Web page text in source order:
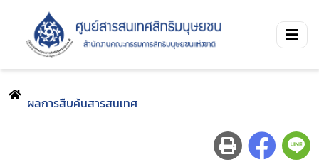
ผลการสืบค้นสารสนเทศ